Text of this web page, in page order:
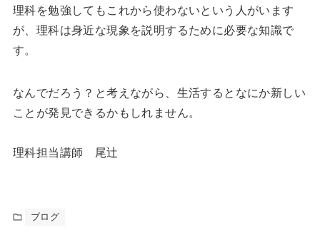
理科を勉強してもこれから使わないという人がいます
が、理科は身近な現象を説明するために必要な知識で
す。
なんでだろう？と考えながら、生活するとなにか新しい
ことが発見できるかもしれません。
理科担当講師 尾辻
ブログ